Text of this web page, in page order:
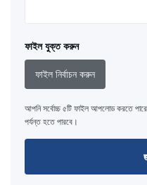
ফাইল যুক্ত করুন
ফাইল নির্বাচন করুন
আপনি সর্বোচ্চ ৫টি ফাইল আপলোড করতে
পর্যন্ত হতে পারবে।